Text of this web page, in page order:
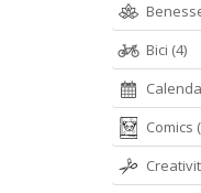
Bici (4)
Comics